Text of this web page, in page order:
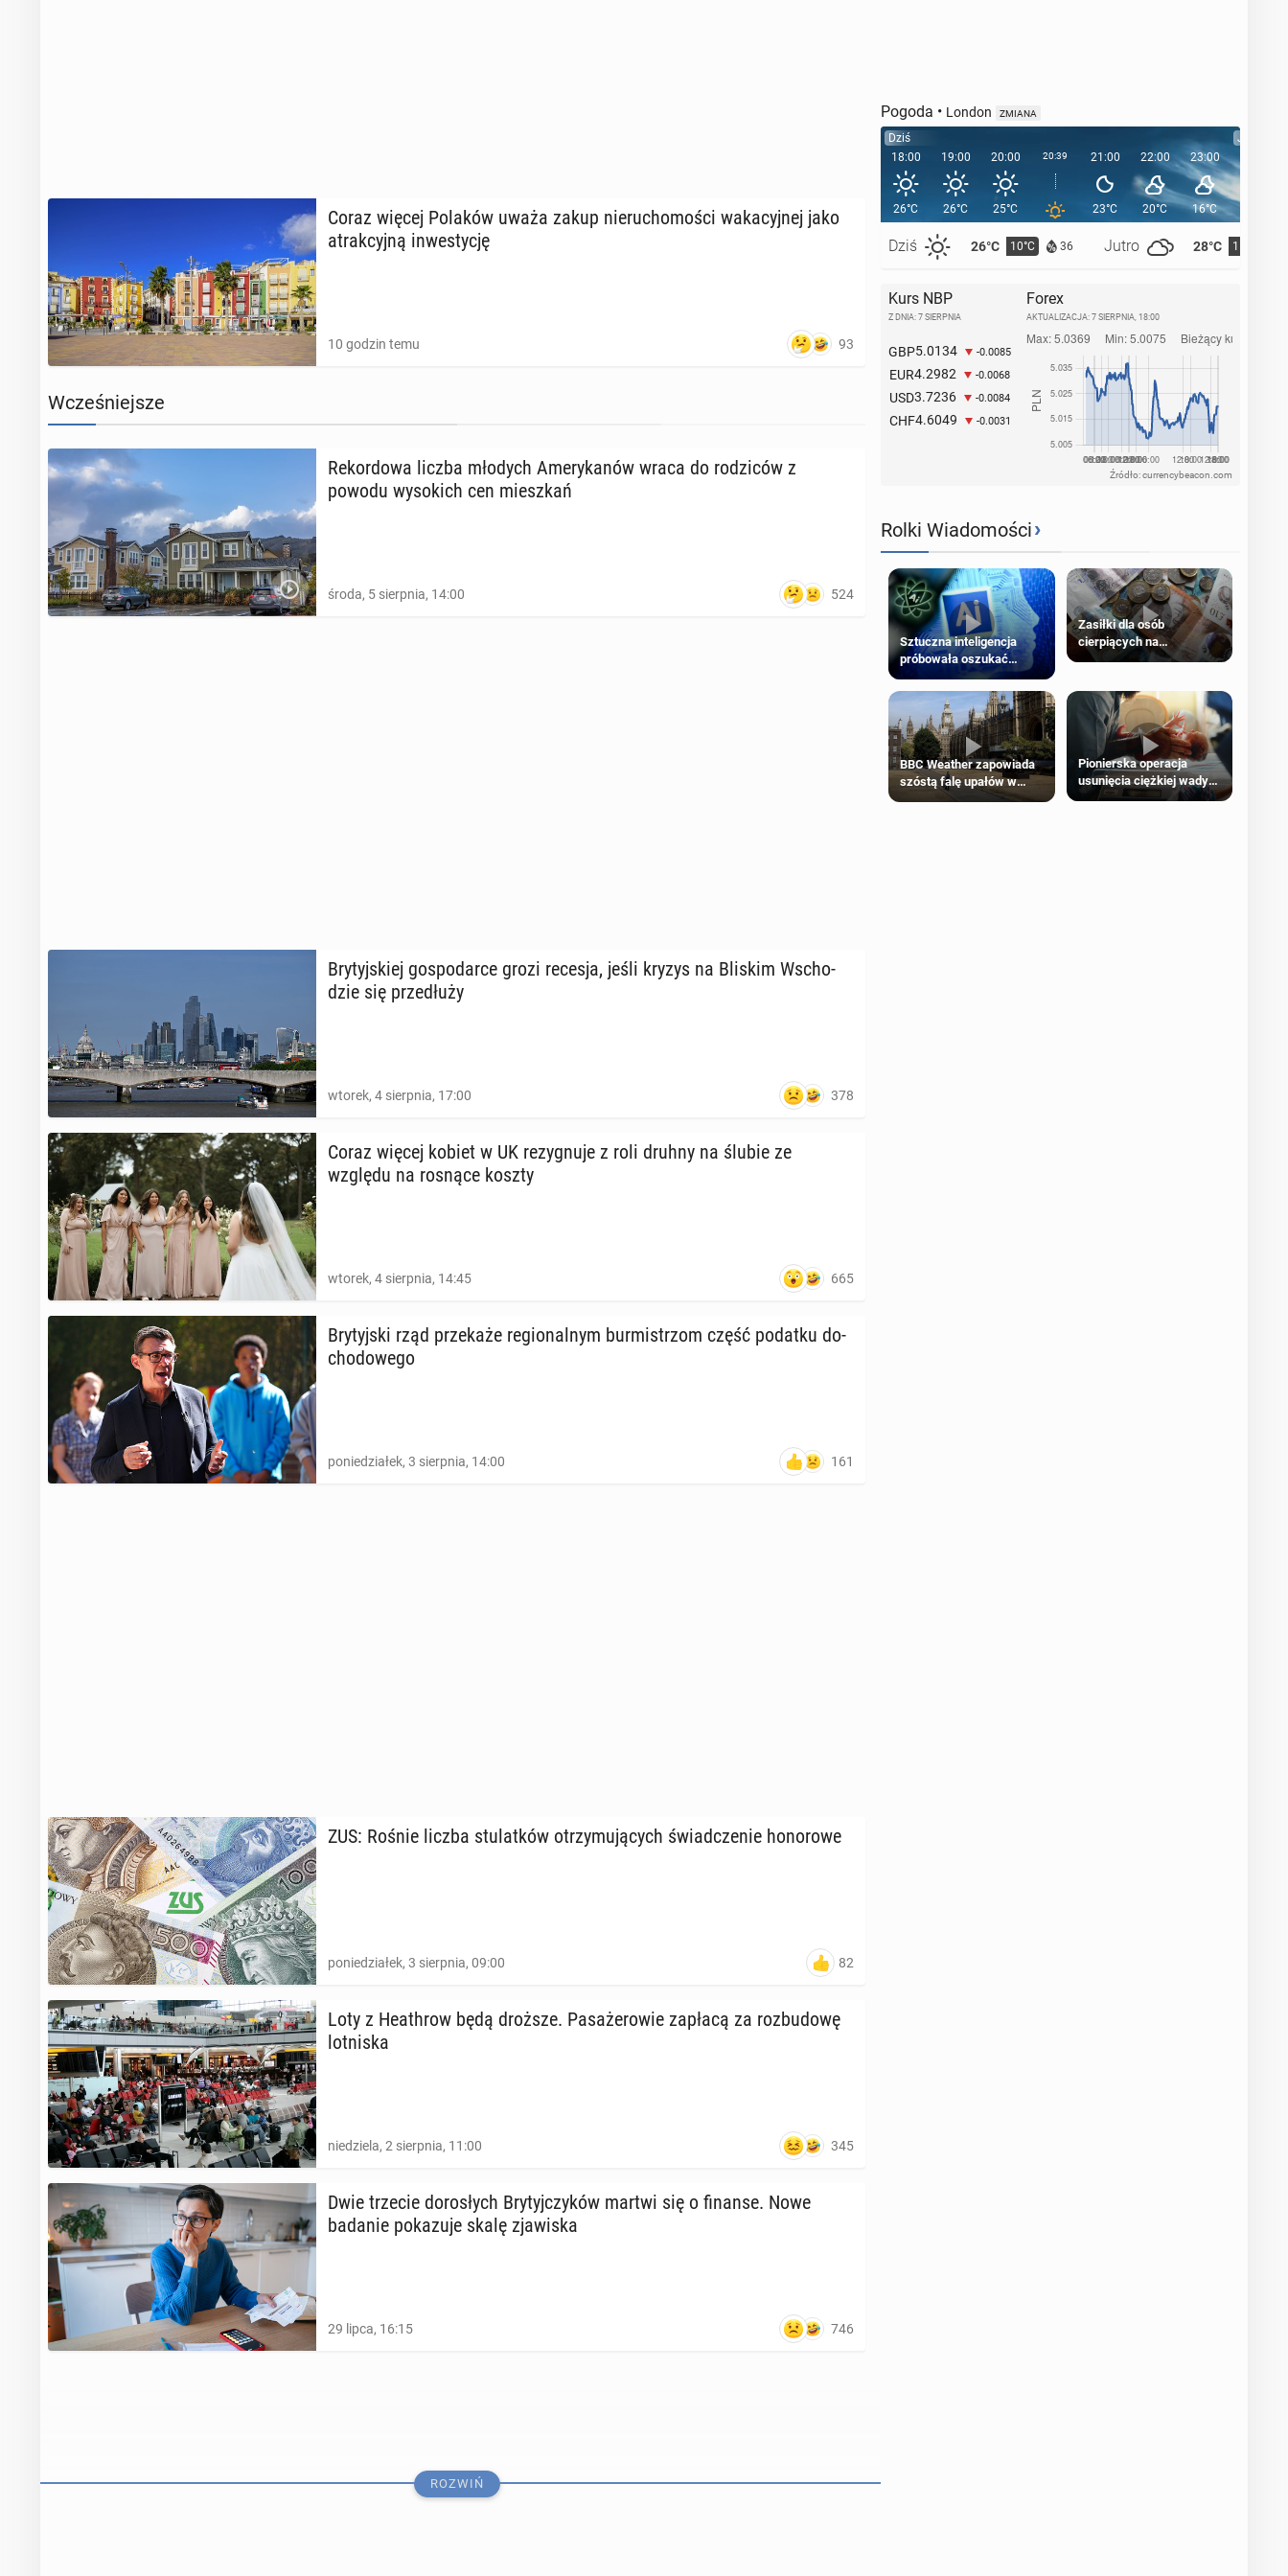
Coraz więcej Polaków uważa zakup nie­ru­cho­mo­ści wa­ka­cyj­nej jako
atrak­cyj­ną in­we­sty­cję
10 godzin temu 93
Wcześniejsze
Re­kor­do­wa liczba młodych Ame­ry­ka­nów wraca do ro­dzi­ców z
powodu wy­so­kich cen miesz­kań
środa, 5 sierpnia, 14:00 524
Bry­tyj­skiej go­spo­dar­ce grozi recesja, jeśli kryzys na Bliskim Wscho­
dzie się prze­dłu­ży
wtorek, 4 sierpnia, 17:00 378
Coraz więcej kobiet w UK re­zy­gnu­je z roli druhny na ślubie ze
względu na rosnące koszty
wtorek, 4 sierpnia, 14:45 665
Bry­tyj­ski rząd prze­ka­że re­gio­nal­nym bur­mi­strzom część podatku do­
cho­do­we­go
poniedziałek, 3 sierpnia, 14:00 161
ZUS: Rośnie liczba stu­lat­ków otrzy­mu­ją­cych świad­cze­nie ho­no­ro­we
poniedziałek, 3 sierpnia, 09:00 82
Loty z He­ath­row będą droższe. Pa­sa­że­ro­wie zapłacą za roz­bu­do­wę
lot­ni­ska
niedziela, 2 sierpnia, 11:00 345
Dwie trzecie do­ro­słych Bry­tyj­czy­ków martwi się o finanse. Nowe
badanie po­ka­zu­je skalę zja­wi­ska
29 lipca, 16:15 746
ROZWIŃ
Pogoda • London ZMIANA
Dziś
18:00
26°C
Dziś 26°C 10°C 36 Jutro 28°C 11°C
19:00
26°C
20:00
25°C
20:39 21:00
23°C
22:00
20°C
23:00
16°C
Jutro
00:00
Kurs NBP
Z DNIA: 7 SIERPNIA
GBP5.0134 -0.0085
EUR4.2982 -0.0068
USD3.7236 -0.0084
CHF4.6049 -0.0031
Forex
AKTUALIZACJA: 7 SIERPNIA, 18:00
Źródło: currencybeacon.com
Rolki Wiadomości›
Sztuczna inteligencja
próbowała oszukać
człowieka
Zasiłki dla osób
cierpiących na
schorzenia psychiczne
BBC Weather zapowiada
szóstą falę upałów w
Londynie
Pionierska operacja
usunięcia ciężkiej wady
wrodzonej płodu w łonie